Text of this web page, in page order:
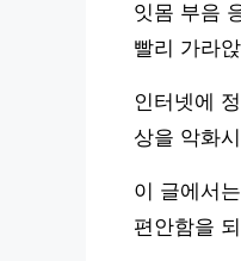
잇몸 부음
빨리 가라
인터넷에
상을 악화
이 글에서
편안함을